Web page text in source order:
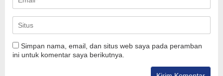
Simpan nama, email, dan situs web saya pada peramban
ini untuk komentar saya berikutnya.